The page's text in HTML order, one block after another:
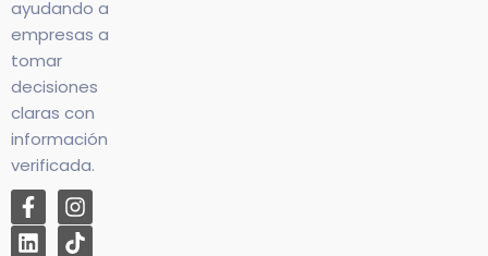
ayudando a
empresas a
tomar
decisiones
claras con
información
verificada.